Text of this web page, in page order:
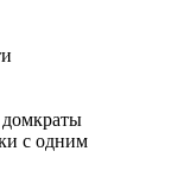
с одним